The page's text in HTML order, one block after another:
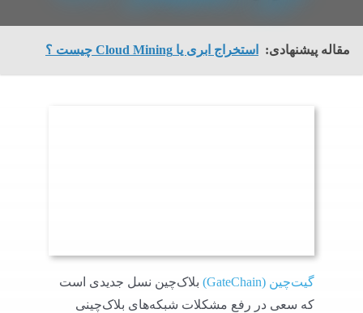
مقاله پیشنهادی: استخراج ابری یا Cloud Mining چیست ؟
گیت‌چین (GateChain)
بلاک‌چین نسل جدیدی است
که سعی در رفع مشکلات شبکه‌های بلاک‌چینی